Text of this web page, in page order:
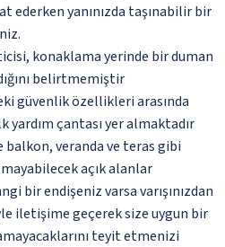
ederken yanınızda taşınabilir bir
konaklama yerinde bir duman
belirtmemiştir
güvenlik özellikleri arasında
yardım çantası yer almaktadır
balkon, veranda ve teras gibi
açık alanlar
bir endişeniz varsa varışınızdan
iletişime geçerek size uygun bir
teyit etmenizi